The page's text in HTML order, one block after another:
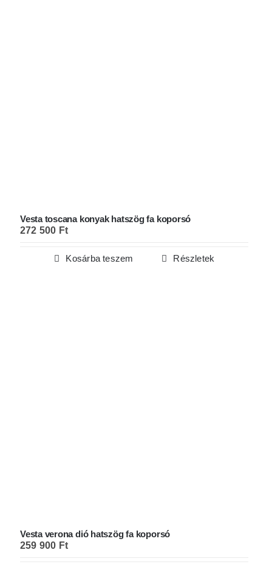
Vesta toscana konyak hatszög fa koporsó
272 500 Ft
Kosárba teszem Részletek
Vesta verona dió hatszög fa koporsó
259 900 Ft
ELÉRHETŐSÉG